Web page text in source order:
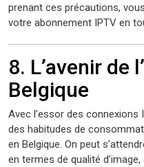
prenant ces précautions,
votre abonnement IPTV en
8. L’avenir de
Belgique
Avec l’essor des connexions
des habitudes de
en Belgique. On peut
en termes de qualité